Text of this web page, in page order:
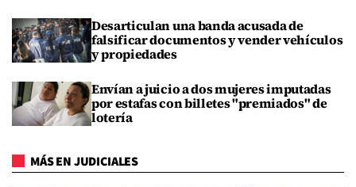
Desarticulan una banda acusada de
falsificar documentos y vender vehículos
y propiedades
Envían a juicio a dos mujeres imputadas
por estafas con billetes "premiados" de
lotería
MÁS EN JUDICIALES